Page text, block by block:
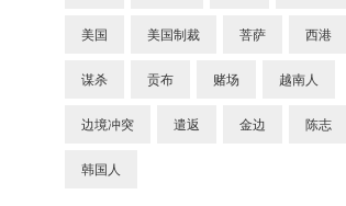
美国 美国制裁 菩萨 西港
谋杀 贡布 赌场 越南人
边境冲突 遣返 金边 陈志
韩国人